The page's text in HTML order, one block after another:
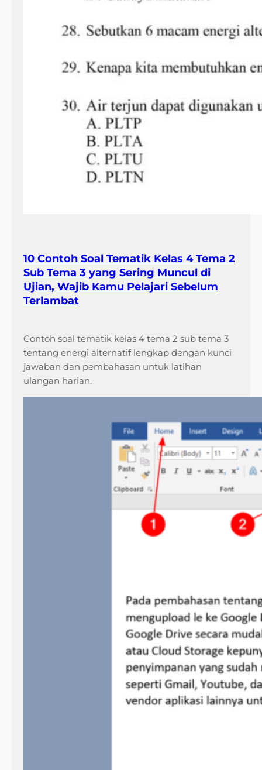
10 Contoh Soal Tematik Kelas 4 Tema 2
Sub Tema 3 yang Sering Muncul di
Ujian, Wajib Kamu Pelajari Sebelum
Terlambat
Contoh soal tematik kelas 4 tema 2 sub tema 3
tentang energi alternatif lengkap dengan kunci
jawaban dan pembahasan untuk latihan
ulangan harian.